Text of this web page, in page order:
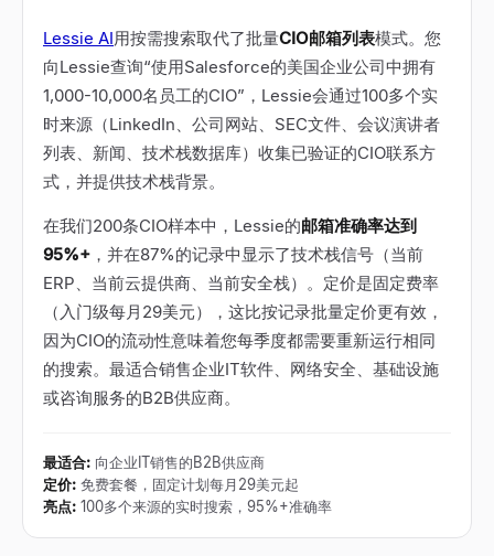
Lessie AI用按需搜索取代了批量CIO邮箱列表模式。您
向Lessie查询“使用Salesforce的美国企业公司中拥有
1,000-10,000名员工的CIO”，Lessie会通过100多个实
时来源（LinkedIn、公司网站、SEC文件、会议演讲者
列表、新闻、技术栈数据库）收集已验证的CIO联系方
式，并提供技术栈背景。
在我们200条CIO样本中，Lessie的邮箱准确率达到
95%+ ，并在87%的记录中显示了技术栈信号（当前
ERP、当前云提供商、当前安全栈）。定价是固定费率
（入门级每月29美元），这比按记录批量定价更有效，
因为CIO的流动性意味着您每季度都需要重新运行相同
的搜索。最适合销售企业IT软件、网络安全、基础设施
或咨询服务的B2B供应商。
最适合: 向企业IT销售的B2B供应商
定价: 免费套餐，固定计划每月29美元起
亮点: 100多个来源的实时搜索，95%+准确率